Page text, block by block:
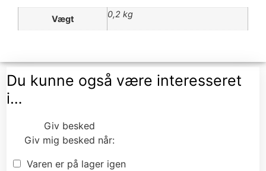
Vægt 0,2 kg
Du kunne også være interesseret
i…
Giv besked
Giv mig besked når:
Varen er på lager igen